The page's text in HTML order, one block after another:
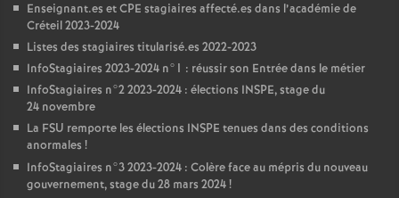
Enseignant.es etCPE stagiaires affecté.es dans l’académie de
Créteil 2023-2024
Listes des stagiaires titularisé.es 2022-2023
InfoStagiaires 2023-2024 n°1 : réussir son Entrée dans le métier
InfoStagiaires n°2 2023-2024 : élections INSPE, stage du
24 novembre
La FSU remporte les élections INSPE tenues dans des conditions
anormales !
InfoStagiaires n°3 2023-2024 : Colère face au mépris du nouveau
gouvernement, stage du 28 mars 2024!